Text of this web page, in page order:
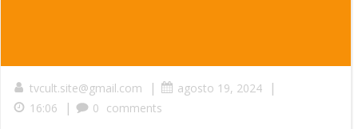
tvcult.site@gmail.com | agosto 19, 2024 |
16:06 | 0 comments